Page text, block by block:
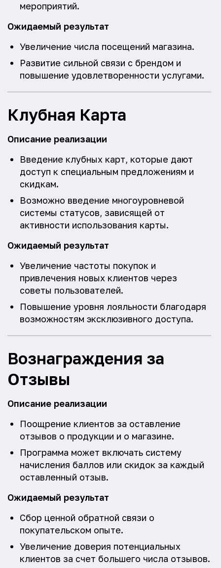
мероприятий.
Ожидаемый результат
Увеличение числа посещений магазина.
Развитие сильной связи с брендом и
повышение удовлетворенности услугами.
Клубная Карта
Описание реализации
Введение клубных карт, которые дают
доступ к специальным предложениям и
скидкам.
Возможно введение многоуровневой
системы статусов, зависящей от
активности использования карты.
Ожидаемый результат
Увеличение частоты покупок и
привлечения новых клиентов через
советы пользователей.
Повышение уровня лояльности благодаря
возможностям эксклюзивного доступа.
Вознаграждения за
Отзывы
Описание реализации
Поощрение клиентов за оставление
отзывов о продукции и о магазине.
Программа может включать систему
начисления баллов или скидок за каждый
оставленный отзыв.
Ожидаемый результат
Сбор ценной обратной связи о
покупательском опыте.
Увеличение доверия потенциальных
клиентов за счет большего числа отзывов.